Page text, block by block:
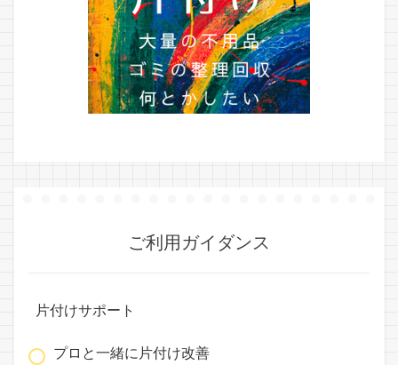
ご利用ガイダンス
片付けサポート
プロと一緒に片付け改善